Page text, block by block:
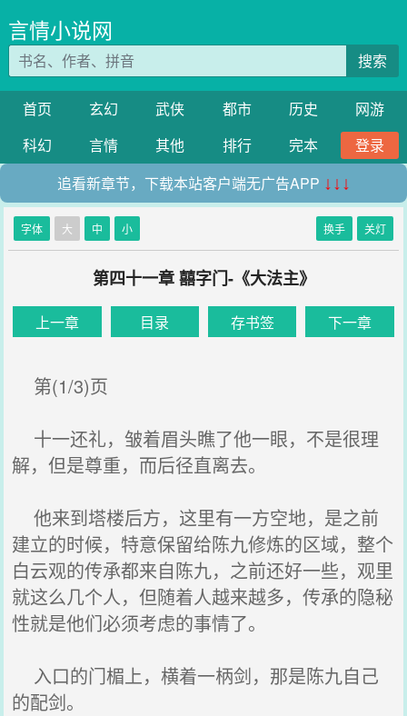
言情小说网
搜索
首页 玄幻 武侠 都市 历史
网游
科幻
言情 其他 排行 完本
登录
追看新章节，下载本站客户端无广告APP ↓↓↓
字体 大 中 小 换手 关灯
第四十一章 囍字门-《大法主》
上一章 目录 存书签 下一章
第(1/3)页
十一还礼，皱着眉头瞧了他一眼，不是很理
解，但是尊重，而后径直离去。
他来到塔楼后方，这里有一方空地，是之前
建立的时候，特意保留给陈九修炼的区域，整个
白云观的传承都来自陈九，之前还好一些，观里
就这么几个人，但随着人越来越多，传承的隐秘
性就是他们必须考虑的事情了。
入口的门楣上，横着一柄剑，那是陈九自己
的配剑。